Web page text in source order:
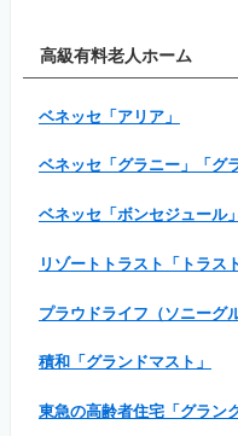
高級有料老人ホーム
ベネッセ「アリア」
ベネッセ「グラニー」「グ
ベネッセ「ボンセジュール」
リゾートトラスト「トラス
プラウドライフ（ソニーグ
積和「グランドマスト」
東急の高齢者住宅「グラン